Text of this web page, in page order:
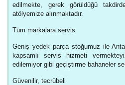
edilmekte, gerek görüldüğü
atölyemize alınmaktadır.
Tüm markalara servis
Geniş yedek parça stoğumuz ile
kapsamlı servis hizmeti
edilemiyor gibi geçiştirme bahaneler
Güvenilir, tecrübeli